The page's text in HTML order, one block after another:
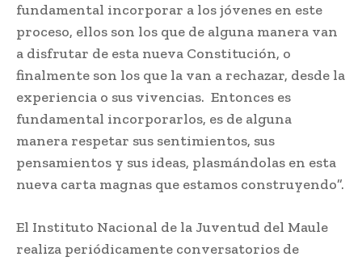
fundamental incorporar a los jóvenes en este
proceso, ellos son los que de alguna manera van
a disfrutar de esta nueva Constitución, o
finalmente son los que la van a rechazar, desde la
experiencia o sus vivencias. Entonces es
fundamental incorporarlos, es de alguna
manera respetar sus sentimientos, sus
pensamientos y sus ideas, plasmándolas en esta
nueva carta magnas que estamos construyendo”.
El Instituto Nacional de la Juventud del Maule
realiza periódicamente conversatorios de